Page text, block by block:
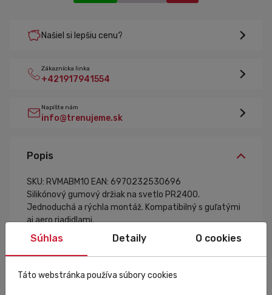
Našiel si lepšiu cenu?
Zákaznícka linka
+421917941554
Napíšte nám
info@trenujeme.sk
Popis
SKU: RVMABM10 EAN: 6970232530696
Silikónový gumový držiak na svetlo PR2400.
Jednoduchá a rýchla montáž. Kompatibilný s guľatými
aj aero riadidlami.
Špecifikácia
Súhlas Detaily O cookies
Táto webstránka používa súbory cookies